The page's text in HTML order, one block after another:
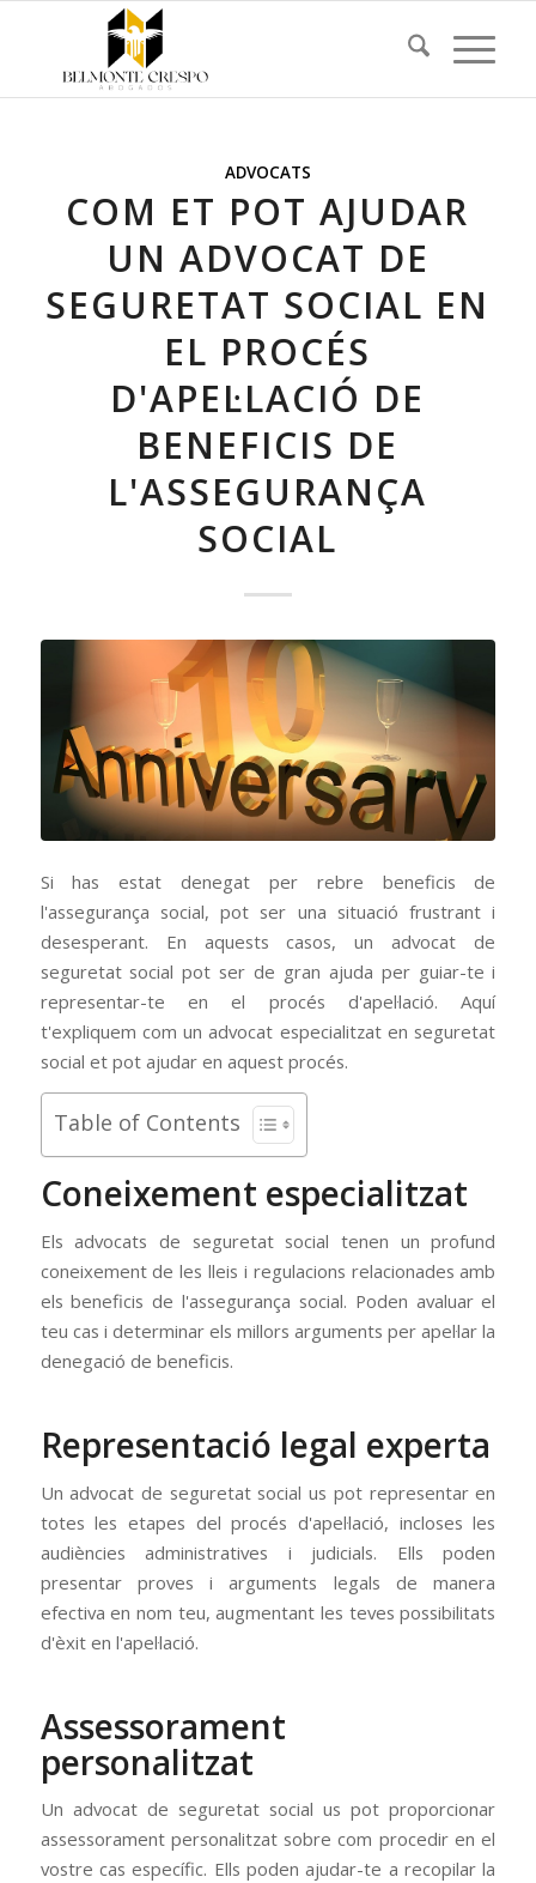
ADVOCATS
COM ET POT AJUDAR
UN ADVOCAT DE
SEGURETAT SOCIAL EN
EL PROCÉS
D'APEL·LACIÓ DE
BENEFICIS DE
L'ASSEGURANÇA
SOCIAL
Si has estat denegat per rebre beneficis de
l'assegurança social, pot ser una situació frustrant i
desesperant. En aquests casos, un advocat de
seguretat social pot ser de gran ajuda per guiar-te i
representar-te en el procés d'apel·lació. Aquí
t'expliquem com un advocat especialitzat en seguretat
social et pot ajudar en aquest procés.
Table of Contents
Coneixement especialitzat
Els advocats de seguretat social tenen un profund
coneixement de les lleis i regulacions relacionades amb
els beneficis de l'assegurança social. Poden avaluar el
teu cas i determinar els millors arguments per apel·lar la
denegació de beneficis.
Representació legal experta
Un advocat de seguretat social us pot representar en
totes les etapes del procés d'apel·lació, incloses les
audiències administratives i judicials. Ells poden
presentar proves i arguments legals de manera
efectiva en nom teu, augmentant les teves possibilitats
d'èxit en l'apel·lació.
Assessorament
personalitzat
Un advocat de seguretat social us pot proporcionar
assessorament personalitzat sobre com procedir en el
vostre cas específic. Ells poden ajudar-te a recopilar la